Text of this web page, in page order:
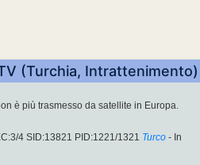
(Turchia, Intrattenimento)
è più trasmesso da satellite in Europa.
4 SID:13821 PID:1221/1321 Turco - In